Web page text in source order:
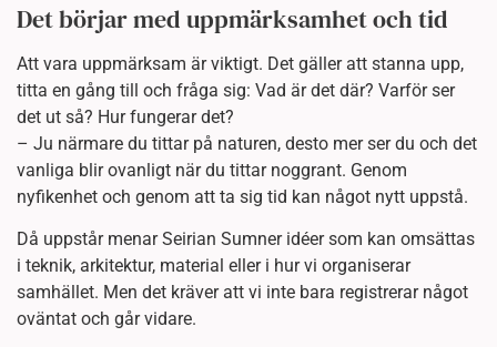
Det börjar med uppmärksamhet och tid
Att vara uppmärksam är viktigt. Det gäller att stanna upp,
titta en gång till och fråga sig: Vad är det där? Varför ser
det ut så? Hur fungerar det?
– Ju närmare du tittar på naturen, desto mer ser du och det
vanliga blir ovanligt när du tittar noggrant. Genom
nyfikenhet och genom att ta sig tid kan något nytt uppstå.
Då uppstår menar Seirian Sumner idéer som kan omsättas
i teknik, arkitektur, material eller i hur vi organiserar
samhället. Men det kräver att vi inte bara registrerar något
oväntat och går vidare.